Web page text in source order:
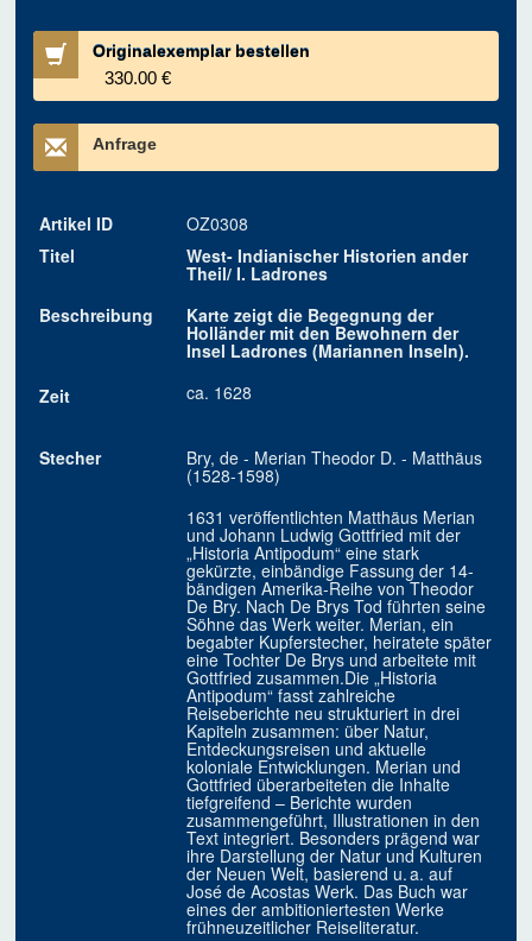
Originalexemplar bestellen
330.00 €
Anfrage
Artikel ID
OZ0308
Titel
West- Indianischer Historien ander
Theil/ I. Ladrones
Beschreibung
Karte zeigt die Begegnung der
Holländer mit den Bewohnern der
Insel Ladrones (Mariannen Inseln).
Zeit
ca. 1628
Stecher Bry, de - Merian Theodor D. - Matthäus
(1528-1598)
1631 veröffentlichten Matthäus Merian
und Johann Ludwig Gottfried mit der
„Historia Antipodum“ eine stark
gekürzte, einbändige Fassung der 14-
bändigen Amerika-Reihe von Theodor
De Bry. Nach De Brys Tod führten seine
Söhne das Werk weiter. Merian, ein
begabter Kupferstecher, heiratete später
eine Tochter De Brys und arbeitete mit
Gottfried zusammen.Die „Historia
Antipodum“ fasst zahlreiche
Reiseberichte neu strukturiert in drei
Kapiteln zusammen: über Natur,
Entdeckungsreisen und aktuelle
koloniale Entwicklungen. Merian und
Gottfried überarbeiteten die Inhalte
tiefgreifend – Berichte wurden
zusammengeführt, Illustrationen in den
Text integriert. Besonders prägend war
ihre Darstellung der Natur und Kulturen
der Neuen Welt, basierend u. a. auf
José de Acostas Werk. Das Buch war
eines der ambitioniertesten Werke
frühneuzeitlicher Reiseliteratur.